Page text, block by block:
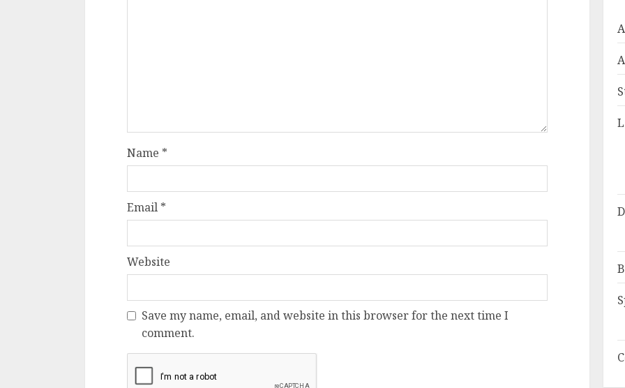
Name *
Email *
Website
Save my name, email, and website in this browser for the next time I
comment.